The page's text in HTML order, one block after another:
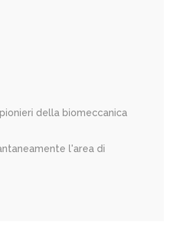
della biomeccanica
l'area di